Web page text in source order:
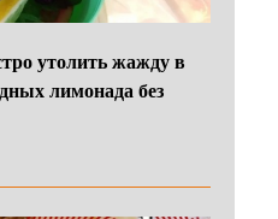
утолить жажду в
лимонада без